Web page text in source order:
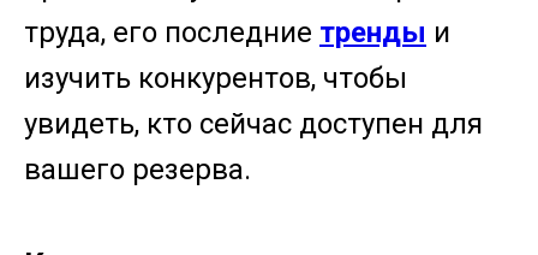
труда, его последние тренды и
изучить конкурентов, чтобы
увидеть, кто сейчас доступен для
вашего резерва.